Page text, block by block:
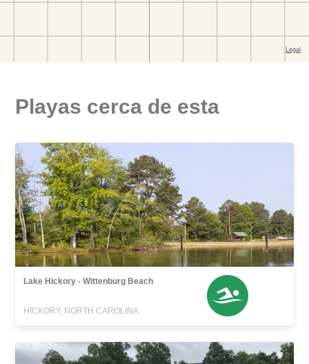
Playas cerca de esta
Lake Hickory - Wittenburg Beach
HICKORY, NORTH CAROLINA